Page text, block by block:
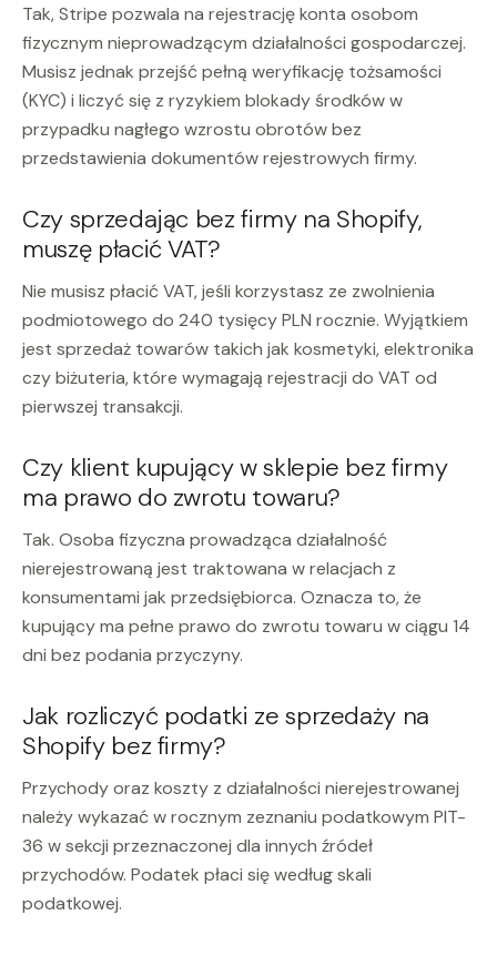
Tak, Stripe pozwala na rejestrację konta osobom
fizycznym nieprowadzącym działalności gospodarczej.
Musisz jednak przejść pełną weryfikację tożsamości
(KYC) i liczyć się z ryzykiem blokady środków w
przypadku nagłego wzrostu obrotów bez
przedstawienia dokumentów rejestrowych firmy.
Czy sprzedając bez firmy na Shopify,
muszę płacić VAT?
Nie musisz płacić VAT, jeśli korzystasz ze zwolnienia
podmiotowego do 240 tysięcy PLN rocznie. Wyjątkiem
jest sprzedaż towarów takich jak kosmetyki, elektronika
czy biżuteria, które wymagają rejestracji do VAT od
pierwszej transakcji.
Czy klient kupujący w sklepie bez firmy
ma prawo do zwrotu towaru?
Tak. Osoba fizyczna prowadząca działalność
nierejestrowaną jest traktowana w relacjach z
konsumentami jak przedsiębiorca. Oznacza to, że
kupujący ma pełne prawo do zwrotu towaru w ciągu 14
dni bez podania przyczyny.
Jak rozliczyć podatki ze sprzedaży na
Shopify bez firmy?
Przychody oraz koszty z działalności nierejestrowanej
należy wykazać w rocznym zeznaniu podatkowym PIT-
36 w sekcji przeznaczonej dla innych źródeł
przychodów. Podatek płaci się według skali
podatkowej.